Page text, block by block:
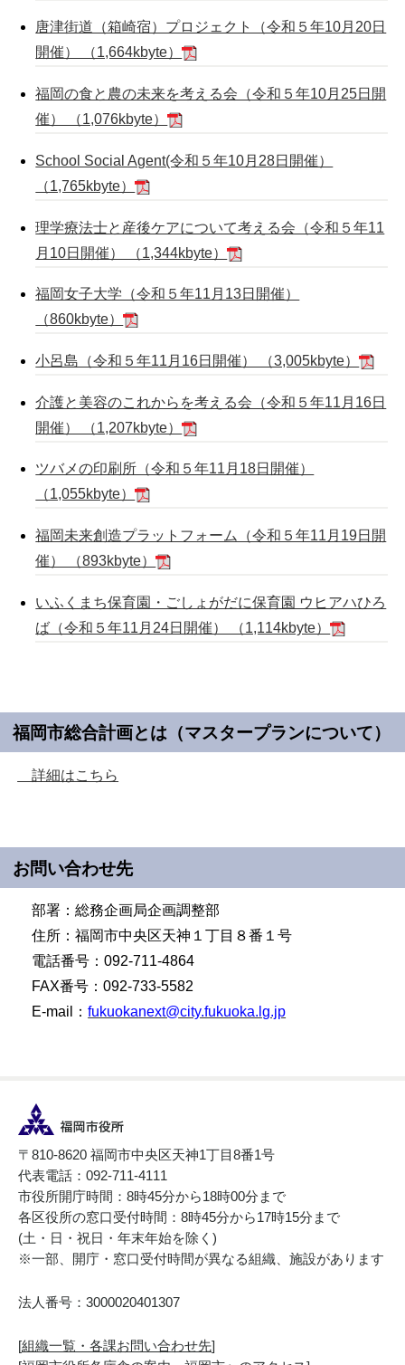
唐津街道（箱崎宿）プロジェクト（令和５年10月20日
開催） （1,664kbyte）
福岡の食と農の未来を考える会（令和５年10月25日開
催） （1,076kbyte）
School Social Agent(令和５年10月28日開催）
（1,765kbyte）
理学療法士と産後ケアについて考える会（令和５年11
月10日開催） （1,344kbyte）
福岡女子大学（令和５年11月13日開催）
（860kbyte）
小呂島（令和５年11月16日開催） （3,005kbyte）
介護と美容のこれからを考える会（令和５年11月16日
開催） （1,207kbyte）
ツバメの印刷所（令和５年11月18日開催）
（1,055kbyte）
福岡未来創造プラットフォーム（令和５年11月19日開
催） （893kbyte）
いふくまち保育園・ごしょがだに保育園 ウヒアハひろ
ば（令和５年11月24日開催） （1,114kbyte）
福岡市総合計画とは（マスタープランについて）
詳細はこちら
お問い合わせ先
部署：総務企画局企画調整部
住所：福岡市中央区天神１丁目８番１号
電話番号：092-711-4864
FAX番号：092-733-5582
E-mail：fukuokanext@city.fukuoka.lg.jp
〒810-8620 福岡市中央区天神1丁目8番1号
代表電話：092-711-4111
市役所開庁時間：8時45分から18時00分まで
各区役所の窓口受付時間：8時45分から17時15分まで
(土・日・祝日・年末年始を除く)
※一部、開庁・窓口受付時間が異なる組織、施設があります
法人番号：3000020401307
[組織一覧・各課お問い合わせ先]